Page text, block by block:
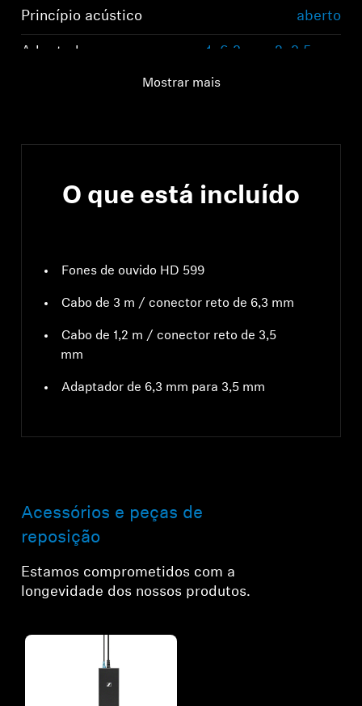
Princípio acústico aberto
Adaptador
1: 6,3 mm 2: 3,5 mm
Mostrar mais
O que está incluído
Fones de ouvido HD 599
Cabo de 3 m / conector reto de 6,3 mm
Cabo de 1,2 m / conector reto de 3,5
mm
Adaptador de 6,3 mm para 3,5 mm
Acessórios e peças de
reposição
Estamos comprometidos com a
longevidade dos nossos produtos.